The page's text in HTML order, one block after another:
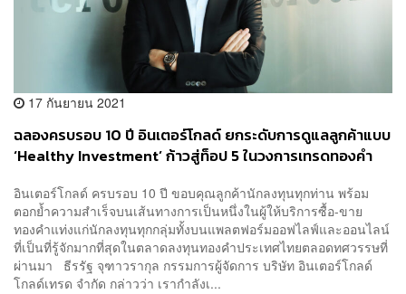
17 กันยายน 2021
ฉลองครบรอบ 10 ปี อินเตอร์โกลด์ ยกระดับการดูแลลูกค้าแบบ
‘Healthy Investment’ ก้าวสู่ท็อป 5 ในวงการเทรดทองคำ
อินเตอร์โกลด์ ครบรอบ 10 ปี ขอบคุณลูกค้านักลงทุนทุกท่าน พร้อม
ตอกย้ำความสำเร็จบนเส้นทางการเป็นหนึ่งในผู้ให้บริการซื้อ-ขาย
ทองคำแท่งแก่นักลงทุนทุกกลุ่มทั้งบนแพลตฟอร์มออฟไลฟ์และออนไลน์
ที่เป็นที่รู้จักมากที่สุดในตลาดลงทุนทองคำประเทศไทยตลอดทศวรรษที่
ผ่านมา ธีรรัฐ จุฑาวรากุล กรรมการผู้จัดการ บริษัท อินเตอร์โกลด์
โกลด์เทรด จำกัด กล่าวว่า เรากำลังเ...